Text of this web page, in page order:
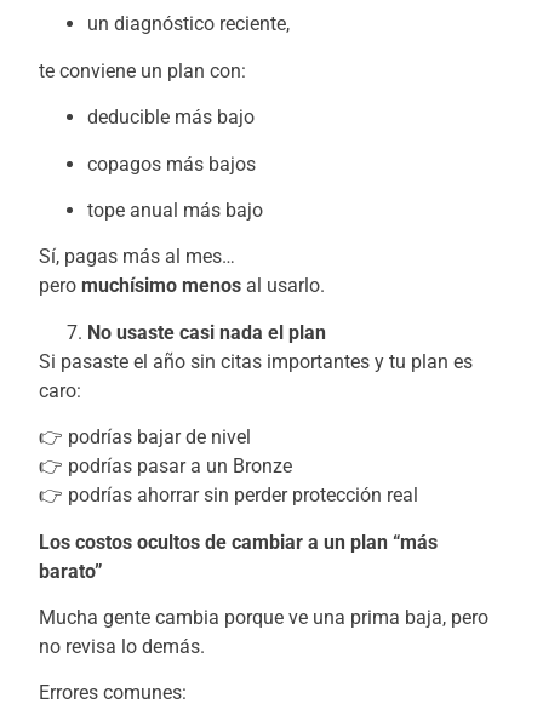
un diagnóstico reciente,
te conviene un plan con:
deducible más bajo
copagos más bajos
tope anual más bajo
Sí, pagas más al mes…
peromuchísimo menos al usarlo.
No usaste casi nada el plan
Si pasaste el año sin citas importantes y tu plan es
caro:
👉 podrías bajar de nivel
👉 podrías pasar a un Bronze
👉 podrías ahorrar sin perder protección real
Los costos ocultos de cambiar a un plan “más
barato”
Mucha gente cambia porque ve una prima baja, pero
no revisa lo demás.
Errores comunes: